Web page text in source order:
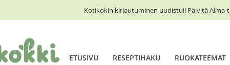
Kotikokin kirjautuminen uudistui! Päivitä
ETUSIVU RESEPTIHAKU RUOKATEEMAT